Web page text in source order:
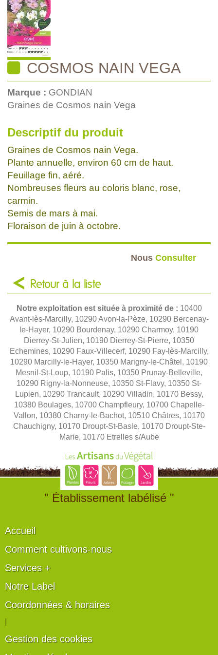
COSMOS NAIN VEGA
Marque : GONDIAN
Graines de Cosmos nain Vega
Descriptif du produit
Graines de Cosmos nain Vega.
Plante annuelle, environ 60 cm de haut.
Feuillage fin, aéré.
Nombreuses fleurs au coloris blanc, rose,
carmin.
Semis de mars à mai.
Floraison de juin à octobre.
Nous Consulter
Retour à la liste
Notre exploitation est située à proximité de : 10400
Avant-lès-Marcilly, 10290 Avon-la-Pèze, 10290 Bercenay-
le-Hayer, 10290 Bourdenay, 10290 Charmoy, 10190
Dierrey-St-Julien, 10190 Dierrey-St-Pierre, 10350
Echemines, 10290 Faux-Villecerf, 10290 Fay-lès-Marcilly,
10290 Marcilly-le-Hayer, 10350 Marigny-le-Châtel, 10190
Mesnil-St-Loup, 10190 Palis, 10350 Prunay-Belleville,
10290 Rigny-la-Nonneuse, 10350 St-Flavy, 10350 St-
Lupien, 10290 Trancault, 10290 Villadin, 10170 Bessy,
10380 Boulages, 10700 Champfleury, 10700 Chapelle-
Vallon, 10380 Charny-le-Bachot, 10510 Châtres, 10170
Chauchigny, 10170 Droupt-St-Basle, 10170 Droupt-Ste-
Marie, 10170 Etrelles s/Aube
" Établissement labélisé "
Accueil
Comment cultivons-nous
Services +
Notre Label
Coordonnées & horaires
Gestion des cookies